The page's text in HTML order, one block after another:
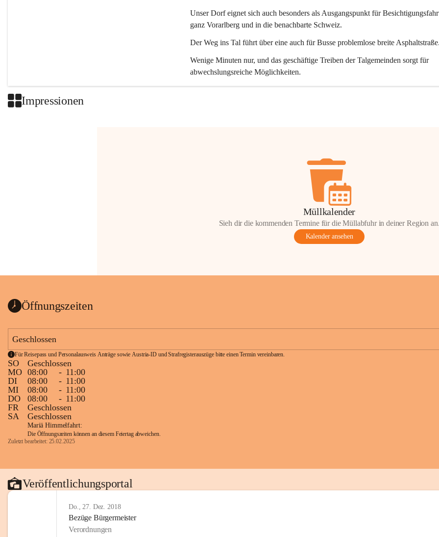
Unser Dorf eignet sich auch besonders als Ausgangspunkt für
ganz Vorarlberg und in die benachbarte Schweiz.
Der Weg ins Tal führt über eine auch für Busse problemlose breite
Wenige Minuten nur, und das geschäftige Treiben der Talgemeinden sorgt für
abwechslungsreiche Möglichkeiten.
Impressionen
Müllkalender
Sieh dir die kommenden Termine für die Müllabfuhr in deiner Region
Kalender ansehen
Öffnungszeiten
Geschlossen
Für Reisepass und Personalausweis Anträge sowie Austria-ID und Strafregisterauszüge bitte einen Termin vereinbaren.
SO
Geschlossen
MO 08:00 - 11:00
DI
08:00 - 11:00
MI
08:00 - 11:00
DO
08:00 - 11:00
FR
Geschlossen
SA
Geschlossen
Mariä Himmelfahrt:
Die Öffnungszeiten können an diesem Feiertag abweichen.
Zuletzt bearbeitet: 25.02.2025
Veröffentlichungsportal
Do., 27. Dez. 2018
Bezüge Bürgermeister
Verordnungen